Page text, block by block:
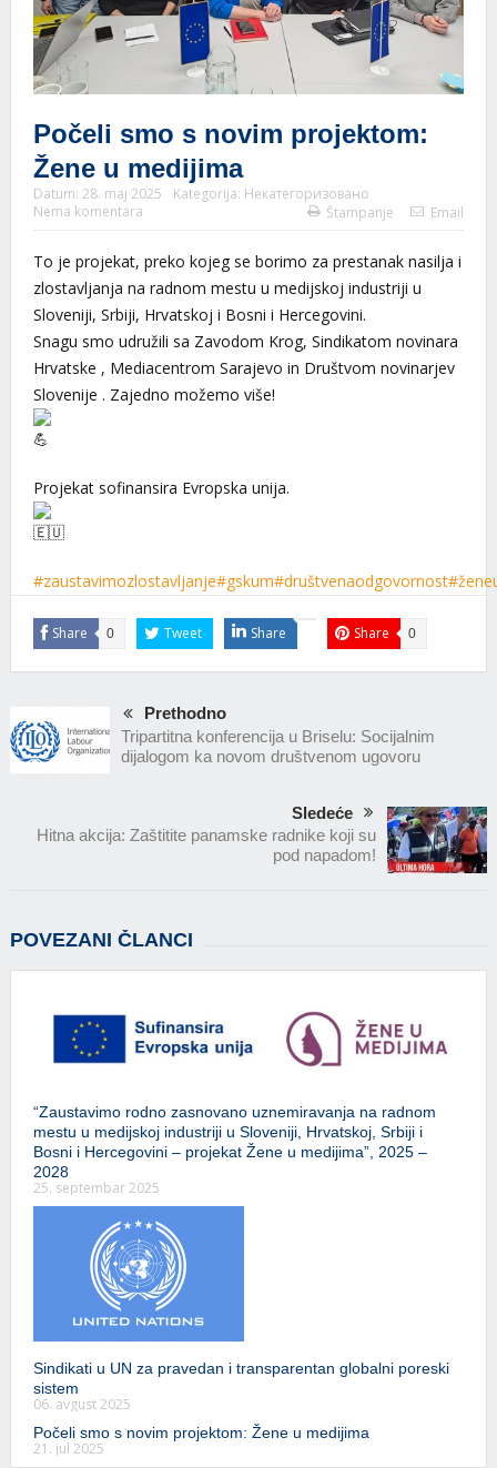
Počeli smo s novim projektom:
Žene u medijima
Datum: 28. maj 2025 Kategorija: Некатегоризовано
Nema komentara
Štampanje Email
To je projekat, preko kojeg se borimo za prestanak nasilja i
zlostavljanja na radnom mestu u medijskoj industriji u
Sloveniji, Srbiji, Hrvatskoj i Bosni i Hercegovini.
Snagu smo udružili sa Zavodom Krog, Sindikatom novinara
Hrvatske , Mediacentrom Sarajevo in Društvom novinarjev
Slovenije . Zajedno možemo više!
Projekat sofinansira Evropska unija.
#zaustavimozlostavljanje#gskum#društvenaodgovornost
Share 0 Tweet Share Share 0
Prethodno
Tripartitna konferencija u Briselu: Socijalnim
dijalogom ka novom društvenom ugovoru
Sledeće
Hitna akcija: Zaštitite panamske radnike koji su
pod napadom!
POVEZANI ČLANCI
“Zaustavimo rodno zasnovano uznemiravanja na radnom
mestu u medijskoj industriji u Sloveniji, Hrvatskoj, Srbiji i
Bosni i Hercegovini – projekat Žene u medijima”, 2025 –
2028
25. septembar 2025
Sindikati u UN za pravedan i transparentan globalni poreski
sistem
06. avgust 2025
Počeli smo s novim projektom: Žene u medijima
21. jul 2025